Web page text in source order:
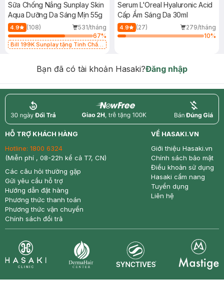
Sữa Chống Nắng Sunplay Skin
Aqua Dưỡng Da Sáng Mịn 55g
4.9 (108)
531/tháng
67%
Bill 199K Sunplay tặng Tinh Chất
Serum L'Oreal Hyaluronic Acid
Cấp Ẩm Sáng Da 30ml
4.9 (27)
279/tháng
10%
Bạn đã có tài khoản Hasaki?Đăng nhập
return nowfree price
HỖ TRỢ KHÁCH HÀNG
Hotline: 1800 6324
(Miễn phí , 08-22h kể cả T7, CN)
Các câu hỏi thường gặp
Gửi yêu cầu hỗ trợ
Hướng dẫn đặt hàng
Phương thức thanh toán
Phương thức vận chuyển
Chính sách đổi trả
VỀ HASAKI.VN
Giới thiệu Hasaki.vn
Chính sách bảo mật
Điều khoản sử dụng
Hasaki cẩm nang
Tuyển dụng
Liên hệ